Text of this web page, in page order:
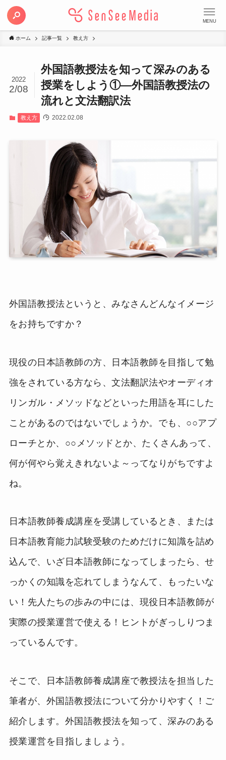
MENU
ホーム 記事一覧 教え方
外国語教授法を知って深みのある
授業をしよう①―外国語教授法の
流れと文法翻訳法
2022
2/08
教え方 2022.02.08
外国語教授法というと、みなさんどんなイメージ
をお持ちですか？
現役の日本語教師の方、日本語教師を目指して勉
強をされている方なら、文法翻訳法やオーディオ
リンガル・メソッドなどといった用語を耳にした
ことがあるのではないでしょうか。でも、○○アプ
ローチとか、○○メソッドとか、たくさんあって、
何が何やら覚えきれないよ～ってなりがちですよ
ね。
日本語教師養成講座を受講しているとき、または
日本語教育能力試験受験のためだけに知識を詰め
込んで、いざ日本語教師になってしまったら、せ
っかくの知識を忘れてしまうなんて、もったいな
い！先人たちの歩みの中には、現役日本語教師が
実際の授業運営で使える！ヒントがぎっしりつま
っているんです。
そこで、日本語教師養成講座で教授法を担当した
筆者が、外国語教授法について分かりやすく！ご
紹介します。外国語教授法を知って、深みのある
授業運営を目指しましょう。